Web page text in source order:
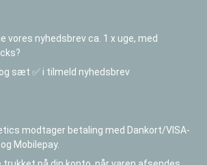
vores nyhedsbrev ca. 1 x uge, med
sæt ✅ i tilmeld nyhedsbrev
modtager betaling med Dankort/VISA-
Mobilepay.